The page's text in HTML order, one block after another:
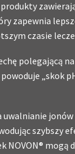
zapewnia
czasie
polegającą
„skok
uwalnianie jonów
szybszy
NOVON® mogą